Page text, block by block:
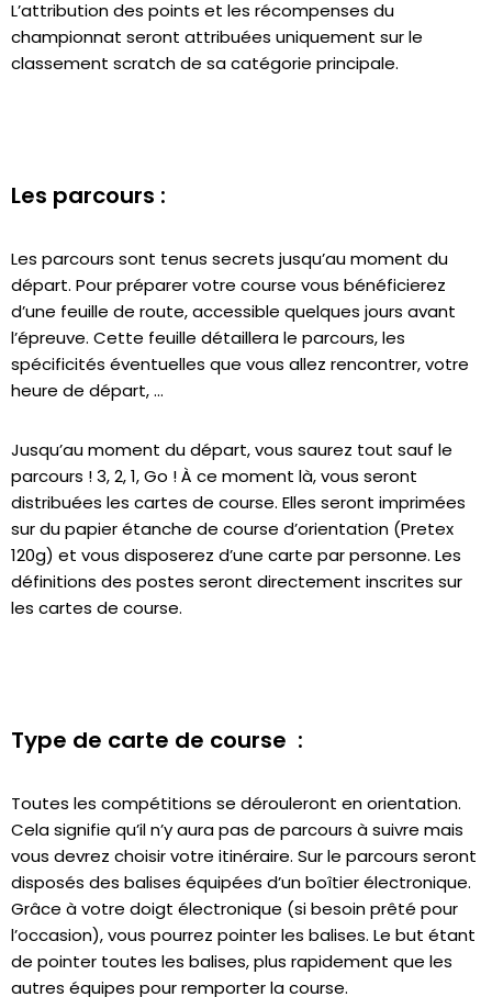
L’attribution des points et les récompenses du
championnat seront attribuées uniquement sur le
classement scratch de sa catégorie principale.
Les parcours :
Les parcours sont tenus secrets jusqu’au moment du
départ. Pour préparer votre course vous bénéficierez
d’une feuille de route, accessible quelques jours avant
l’épreuve. Cette feuille détaillera le parcours, les
spécificités éventuelles que vous allez rencontrer, votre
heure de départ, …
Jusqu’au moment du départ, vous saurez tout sauf le
parcours ! 3, 2, 1, Go ! À ce moment là, vous seront
distribuées les cartes de course. Elles seront imprimées
sur du papier étanche de course d’orientation (Pretex
120g) et vous disposerez d’une carte par personne. Les
définitions des postes seront directement inscrites sur
les cartes de course.
Type de carte de course :
Toutes les compétitions se dérouleront en orientation.
Cela signifie qu’il n’y aura pas de parcours à suivre mais
vous devrez choisir votre itinéraire. Sur le parcours seront
disposés des balises équipées d’un boîtier électronique.
Grâce à votre doigt électronique (si besoin prêté pour
l’occasion), vous pourrez pointer les balises. Le but étant
de pointer toutes les balises, plus rapidement que les
autres équipes pour remporter la course.